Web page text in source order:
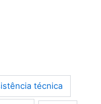
técnica